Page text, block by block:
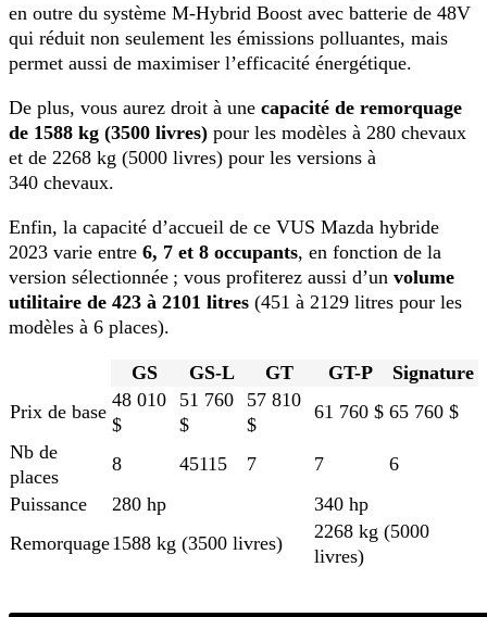
en outre du système M-Hybrid Boost avec batterie de 48V
qui réduit non seulement les émissions polluantes, mais
permet aussi de maximiser l’efficacité énergétique.
De plus, vous aurez droit à une capacité de remorquage
de 1588 kg (3500 livres) pour les modèles à 280 chevaux
et de 2268 kg (5000 livres) pour les versions à
340 chevaux.
Enfin, la capacité d’accueil de ce VUS Mazda hybride
2023 varie entre 6, 7 et 8 occupants, en fonction de la
version sélectionnée ; vous profiterez aussi d’un volume
utilitaire de 423 à 2101 litres (451 à 2129 litres pour les
modèles à 6 places).
GS GS-L GT GT-P
Signature
Prix de base
48 010
$
51 760
$
57 810
$
61 760 $ 65 760 $
Nb de
places
8 45115 7 7
6
Puissance
280 hp
340 hp
Remorquage1588 kg (3500 livres)
2268 kg (5000
livres)